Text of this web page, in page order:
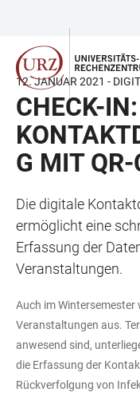
LINKS
ZUR
HAUPTINHALT
ÖFFNEN
ÖFFNEN
12. JANUAR 2021 -
CHECK-IN:
G MIT QR-
Die digitale
ermöglicht eine
Erfassung der
Veranstaltungen.
Auch im
Veranstaltungen aus.
anwesend sind,
die Erfassung der
Rückverfolgung von